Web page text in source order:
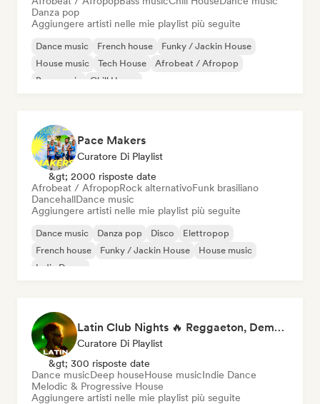
Danza pop
Aggiungere artisti nelle mie playlist più seguite
Dance music French house
Funky / Jackin House
House music
Tech House
Afrobeat / Afropop
Bass music
Chill House
Pace Makers
Curatore Di Playlist
&gt; 2000 risposte date
Afrobeat / AfropopRock alternativoFunk brasiliano
DancehallDance music
Aggiungere artisti nelle mie playlist più seguite
Dance music Danza pop Disco
Elettropop
French house
Funky / Jackin House
House music
Indie Dance
Latin Club Nights 🔥 Reggaeton, Dembow & Latin House
Curatore Di Playlist
&gt; 300 risposte date
Dance musicDeep houseHouse musicIndie Dance
Melodic & Progressive House
Aggiungere artisti nelle mie playlist più seguite